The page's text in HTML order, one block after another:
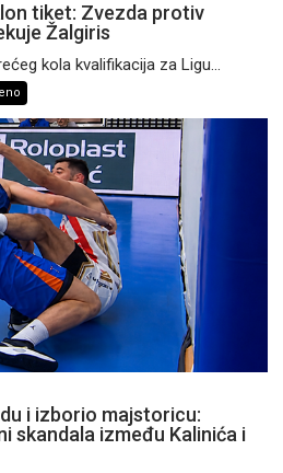
tiket: Zvezda protiv
Žalgiris
kola kvalifikacija za Ligu...
i izborio majstoricu:
skandala između Kalinića i